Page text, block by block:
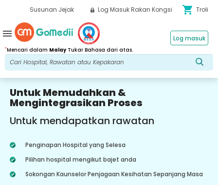
Susunan Jejak Log Masuk Rakan Kongsi shopping_cart Troli
*Mencari dalam MalayTukar Bahasa dari atas.
Log masuk
menu
Untuk Memudahkan &
Mengintegrasikan Proses
Untuk mendapatkan rawatan
Penginapan Hospital yang Selesa
Pilihan hospital mengikut bajet anda
Sokongan Kaunselor Penjagaan Kesihatan Sepanjang Masa